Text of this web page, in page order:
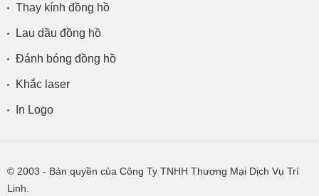
Thay kính đồng hồ
Lau dầu đồng hồ
Đánh bóng đồng hồ
Khắc laser
In Logo
© 2003 - Bản quyền của Công Ty TNHH Thương Mại Dịch Vụ Trí
Linh.